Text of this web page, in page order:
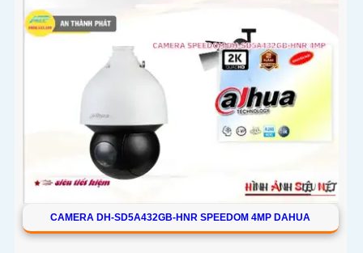
CAMERA DH-SD5A432GB-HNR SPEEDOM 4MP DAHUA